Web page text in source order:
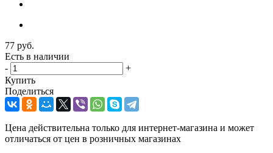
77 руб.
Есть в наличии
-
+
Купить
Поделиться
Цена действительна только для интернет-магазина и может
отличаться от цен в розничных магазинах